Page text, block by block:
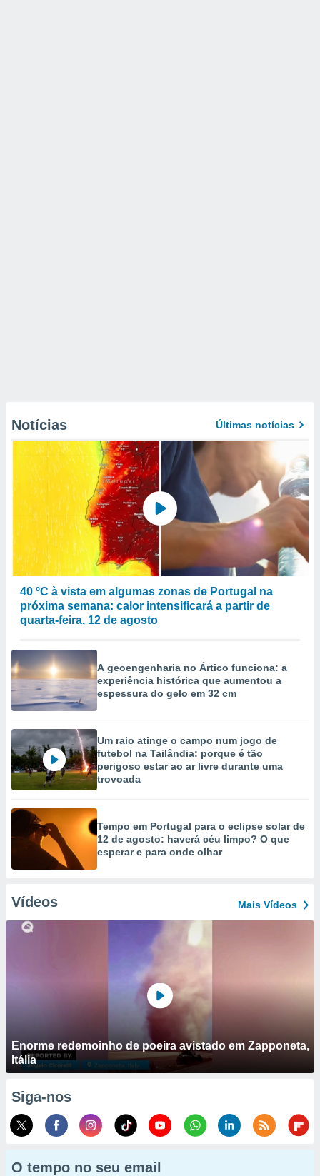
Notícias Últimas notícias
40 ºC à vista em algumas zonas de Portugal na
próxima semana: calor intensificará a partir de
quarta-feira, 12 de agosto
A geoengenharia no Ártico funciona: a
experiência histórica que aumentou a
espessura do gelo em 32 cm
Um raio atinge o campo num jogo de
futebol na Tailândia: porque é tão
perigoso estar ao ar livre durante uma
trovoada
Tempo em Portugal para o eclipse solar de
12 de agosto: haverá céu limpo? O que
esperar e para onde olhar
Vídeos Mais Vídeos
Enorme redemoinho de poeira avistado em Zapponeta,
Itália
Siga-nos
O tempo no seu email